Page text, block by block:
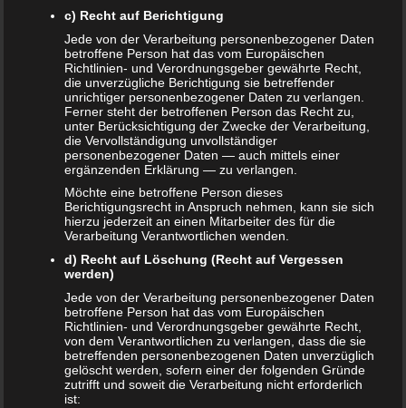
Den Kindern eine Trennung beizubringen, und dabei
keine Ängste und Sorgen zu schüren, ist nicht leicht. Wie
man allerdings sieht, können Hilfsmittel, wie ein
Trennungsbuch für Kinder, einen großen Anteil daran
haben, die neue Situation leichter zu bewältigen und es den
Kindern so leicht wie möglich zu machen. Nichtsdestotrotz
ist es aber immer noch am besten, wenn Eltern ohne Streit
auseinander gehen, die Kinder aus allen
Trennungskonflikten heraushalten und stets liebe- und
verständnisvoll mit ihnen umgehen. Dann besteht auch die
Chance, dass aus Scheidungskindern glückliche Kinder
werden.
Bewertung:
c) Recht auf Berichtigung
Jede von der Verarbeitung personenbezogener Daten
betroffene Person hat das vom Europäischen
Richtlinien- und Verordnungsgeber gewährte Recht,
die unverzügliche Berichtigung sie betreffender
unrichtiger personenbezogener Daten zu verlangen.
Ferner steht der betroffenen Person das Recht zu,
unter Berücksichtigung der Zwecke der Verarbeitung,
die Vervollständigung unvollständiger
personenbezogener Daten — auch mittels einer
ergänzenden Erklärung — zu verlangen.
Möchte eine betroffene Person dieses
Berichtigungsrecht in Anspruch nehmen, kann sie sich
hierzu jederzeit an einen Mitarbeiter des für die
Verarbeitung Verantwortlichen wenden.
d) Recht auf Löschung (Recht auf Vergessen
werden)
Jede von der Verarbeitung personenbezogener Daten
betroffene Person hat das vom Europäischen
Richtlinien- und Verordnungsgeber gewährte Recht,
von dem Verantwortlichen zu verlangen, dass die sie
betreffenden personenbezogenen Daten unverzüglich
gelöscht werden, sofern einer der folgenden Gründe
zutrifft und soweit die Verarbeitung nicht erforderlich
ist: